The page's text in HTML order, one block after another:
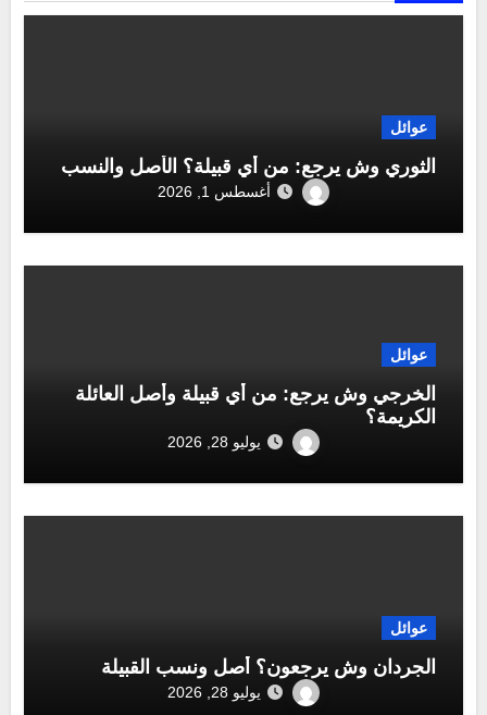
عوائل
الثوري وش يرجع: من أي قبيلة؟ الأصل والنسب
أغسطس 1, 2026
عوائل
الخرجي وش يرجع: من أي قبيلة وأصل العائلة
الكريمة؟
يوليو 28, 2026
عوائل
الجردان وش يرجعون؟ أصل ونسب القبيلة
يوليو 28, 2026